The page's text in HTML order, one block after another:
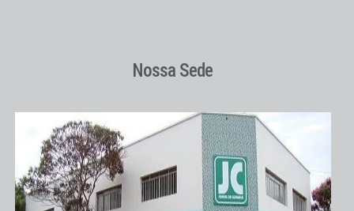
Nossa Sede